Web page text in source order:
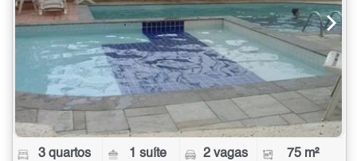
3 quartos 1 suíte 2 vagas 75 m²